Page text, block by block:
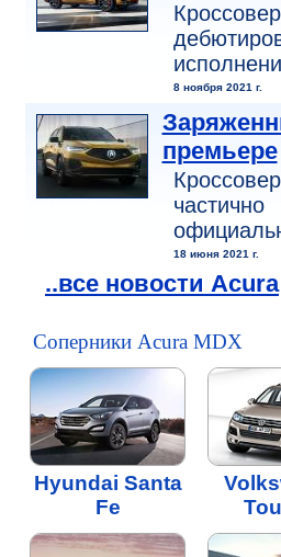
8 ноября 2021 г.
премьере
18 июня 2021 г.
..все новости Acura
Соперники Acura MDX
Hyundai Santa
Fe